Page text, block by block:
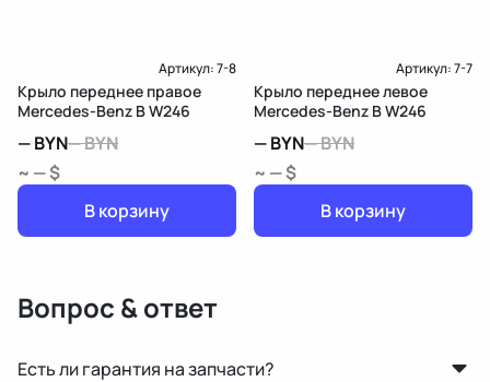
Артикул:7-8
Крыло переднее правое
Mercedes-Benz B W246
—BYN—BYN
~ — $
В корзину
Артикул:7-7
Крыло переднее левое
Mercedes-Benz B W246
—BYN—BYN
~ — $
В корзину
Вопрос & ответ
Есть ли гарантия на запчасти?